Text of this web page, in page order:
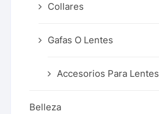
Collares
Gafas O Lentes
Accesorios Para Lentes
Belleza